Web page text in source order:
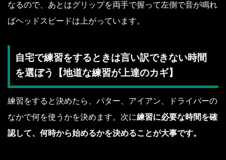
なるので、あとはグリップを両手で握って左側で音が鳴れ
ばヘッドスピードは上がっています。
自宅で練習をするときは言い訳できない時間
を選ぼう【地道な練習が上達のカギ】
練習をすると決めたら、パター、アイアン、ドライバーの
なかで何を使うかを決めます。次に練習に必要な時間を確
認して、何時から始めるかを決めることが大事です。